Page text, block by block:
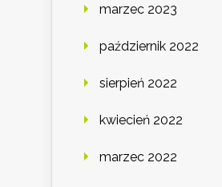
marzec 2023
październik 2022
sierpień 2022
kwiecień 2022
marzec 2022